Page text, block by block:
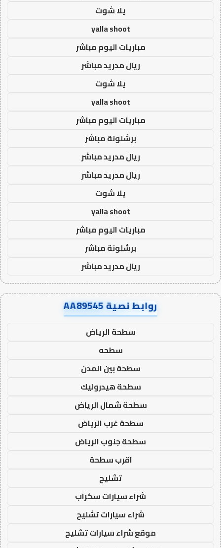
يلا شوت
yalla shoot
مباريات اليوم مباشر
ريال مدريد مباشر
يلا شوت
yalla shoot
مباريات اليوم مباشر
برشلونة مباشر
ريال مدريد مباشر
ريال مدريد مباشر
يلا شوت
yalla shoot
مباريات اليوم مباشر
برشلونة مباشر
ريال مدريد مباشر
روابط نصية AA89545
سطحة الرياض
سطحه
سطحة بين المدن
سطحة هيدروليك
سطحة شمال الرياض
سطحة غرب الرياض
سطحة جنوب الرياض
اقرب سطحة
تشليح
شراء سيارات سكراب
شراء سيارات تشليح
موقع شراء سيارات تشليح